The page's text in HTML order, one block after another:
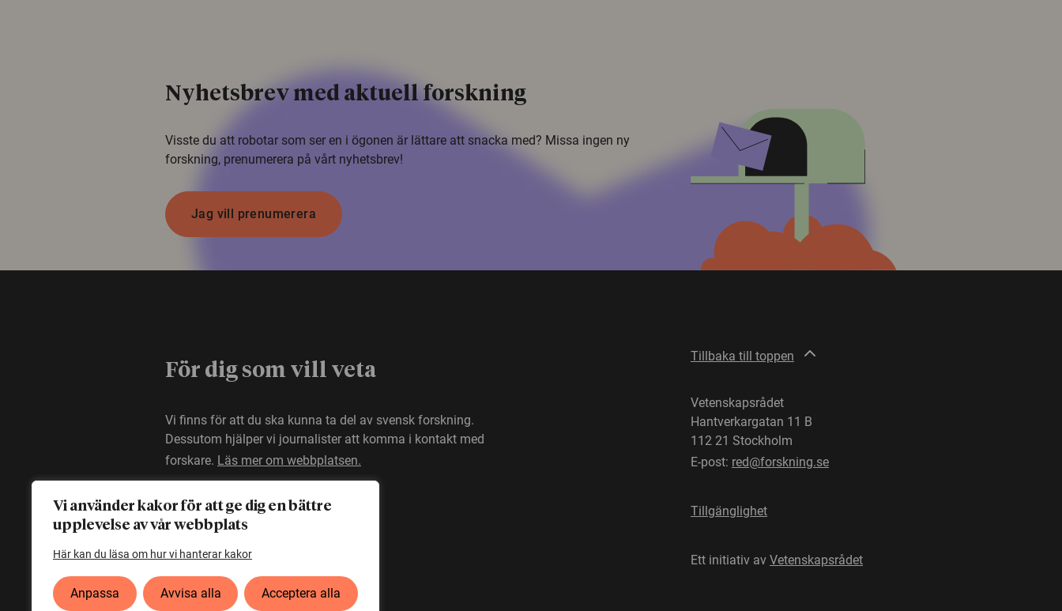
Vi använder kakor för att ge dig en bättre
upplevelse av vår webbplats
Här kan du läsa om hur vi hanterar kakor
Anpassa Avvisa alla Acceptera alla
Nyhetsbrev med aktuell forskning
Visste du att robotar som ser en i ögonen är lättare att snacka med? Missa ingen ny
forskning, prenumerera på vårt nyhetsbrev!
Jag vill prenumerera
För dig som vill veta
Vi finns för att du ska kunna ta del av svensk forskning.
Dessutom hjälper vi journalister att komma i kontakt med
forskare. Läs mer om webbplatsen.
Tillbaka till toppen
Vetenskapsrådet
Hantverkargatan 11 B
112 21 Stockholm
E-post: red@forskning.se
Tillgänglighet
Ett initiativ av Vetenskapsrådet